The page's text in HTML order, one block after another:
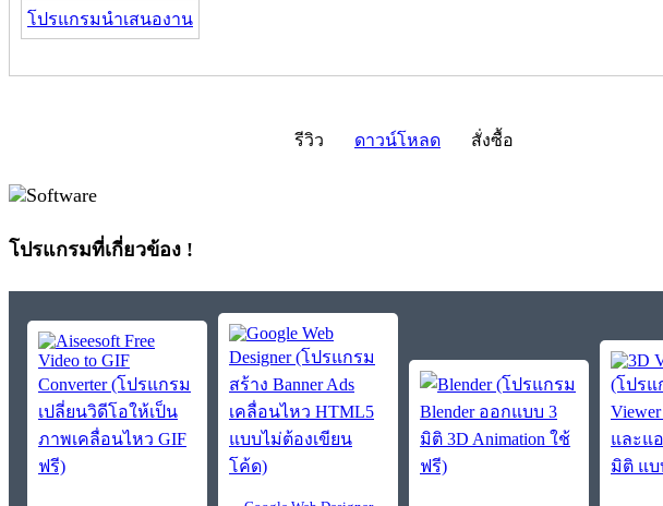
โปรแกรมนำเสนองาน
รีวิว ดาวน์โหลด สั่งซื้อ
โปรแกรมที่เกี่ยวข้อง !